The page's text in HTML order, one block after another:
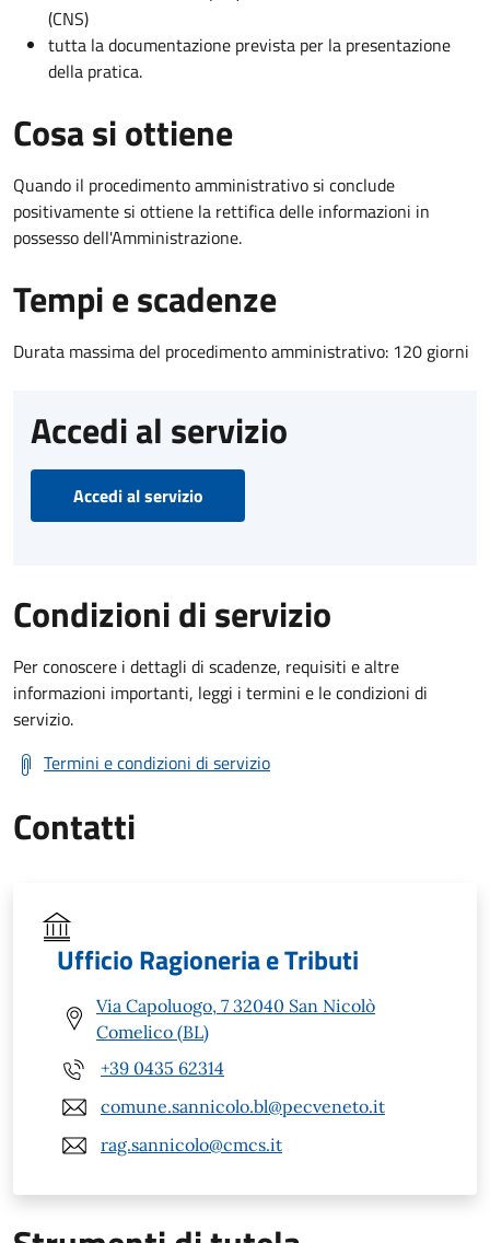
(CNS)
tutta la documentazione prevista per la presentazione
della pratica.
Cosa si ottiene
Quando il procedimento amministrativo si conclude
positivamente si ottiene la rettifica delle informazioni in
possesso dell'Amministrazione.
Tempi e scadenze
Durata massima del procedimento amministrativo: 120 giorni
Accedi al servizio
Accedi al servizio
Condizioni di servizio
Per conoscere i dettagli di scadenze, requisiti e altre
informazioni importanti, leggi i termini e le condizioni di
servizio.
Termini e condizioni di servizio
Contatti
Ufficio Ragioneria e Tributi
Via Capoluogo, 7 32040 San Nicolò
Comelico (BL)
+39 0435 62314
comune.sannicolo.bl@pecveneto.it
rag.sannicolo@cmcs.it